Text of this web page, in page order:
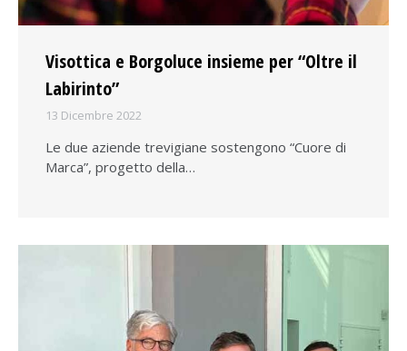
Visottica e Borgoluce insieme per “Oltre il
Labirinto”
13 Dicembre 2022
Le due aziende trevigiane sostengono “Cuore di
Marca”, progetto della…